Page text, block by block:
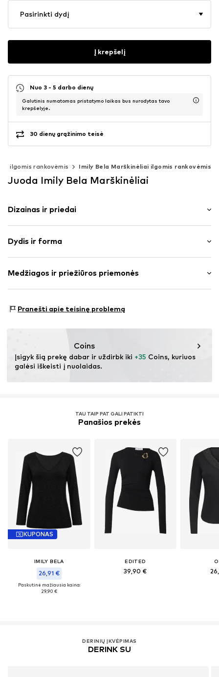
Pasirinkti dydį
Į krepšelį
Nuo 3 - 5 darbo dienų
Galutinis numatomas pristatymo laikas bus nurodytas tavo
krepšelyje.
30 dienų grąžinimo teisė
ilgomis rankovėmis Imily Bela Marškinėliai ilgomis rankovėmis
Juoda Imily Bela Marškinėliai
Dizainas ir priedai
plonas trikotažas
V formos iškirptė
Drapiruotas / rauktas
Prekės Nr. IBE0102001000001
Dydis ir forma
Ilgis: Normalaus ilgio
Pritaikomumas: Įprastas prigludimas
Dydžių lentelė
Medžiagos ir priežiūros priemonės
Elastanas
Pranešti apie teisinę problemą
Coins
Įsigyk šią prekę dabar ir uždirbk iki +35 Coins, kuriuos
galėsi iškeisti į nuolaidas.
TAU TAIP PAT GALI PATIKTI
Panašios prekės
KUPONAS
IMILY BELA
26,91 €
Paskutinė mažiausia kaina:
29,90 €
EDITED
39,90 €
DERINIŲ ĮKVĖPIMAS
DERINK SU